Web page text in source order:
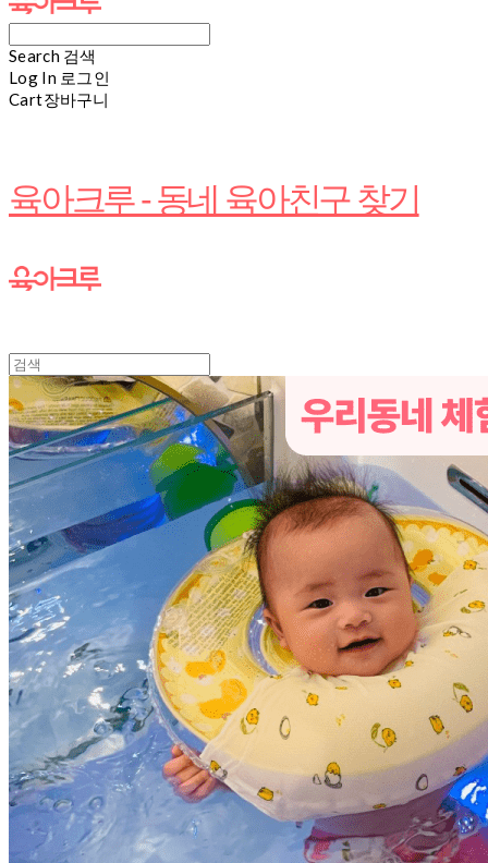
Search 검색
Log In 로그인
Cart장바구니
육아크루 - 동네 육아친구 찾기